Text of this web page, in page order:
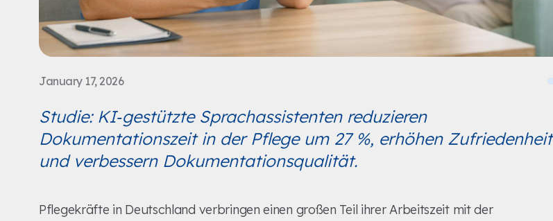
January 17, 2026
Studie: KI‑gestützte Sprachassistenten reduzieren
Dokumentationszeit in der Pflege um 27 %, erhöhen Zufriedenheit
und verbessern Dokumentationsqualität.
Pflegekräfte in Deutschland verbringen einen großen Teil ihrer Arbeitszeit mit der